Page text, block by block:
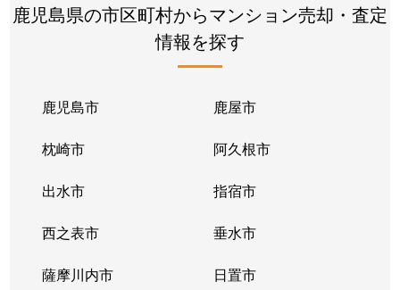
鹿児島県の市区町村からマンション売却・査定
情報を探す
鹿児島市 鹿屋市
枕崎市 阿久根市
出水市 指宿市
西之表市 垂水市
薩摩川内市 日置市